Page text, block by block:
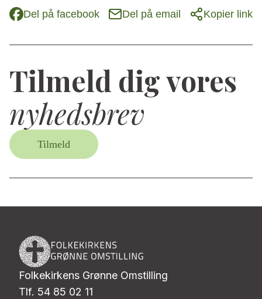
Del på facebook Del på email Kopier link
Tilmeld dig vores
nyhedsbrev
Tilmeld
Folkekirkens Grønne Omstilling
Tlf. 54 85 02 11